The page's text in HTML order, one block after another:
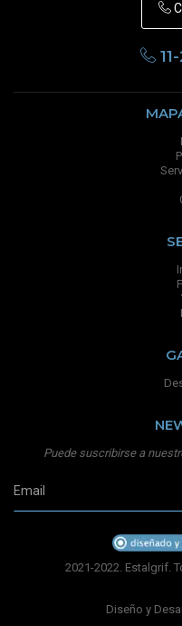
Puede suscribirse a
2021-2022. Estalgrif.
Diseño y